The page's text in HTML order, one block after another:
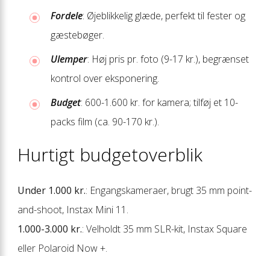
Fordele: Øjeblikkelig glæde, perfekt til fester og
gæste­bøger.
Ulemper: Høj pris pr. foto (9-17 kr.), begrænset
kontrol over eksponering.
Budget: 600-1.600 kr. for kamera; tilføj et 10-
packs film (ca. 90-170 kr.).
Hurtigt budgetoverblik
Under 1.000 kr.: Engangs­kameraer, brugt 35 mm point-
and-shoot, Instax Mini 11.
1.000-3.000 kr.: Velholdt 35 mm SLR-kit, Instax Square
eller Polaroid Now +.